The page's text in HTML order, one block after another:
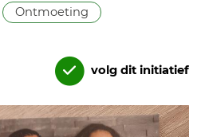
Ontmoeting
volg dit initiatief